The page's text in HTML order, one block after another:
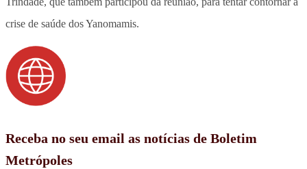
crise de saúde dos Yanomamis.
Receba no seu email as notícias de Boletim
Metrópoles